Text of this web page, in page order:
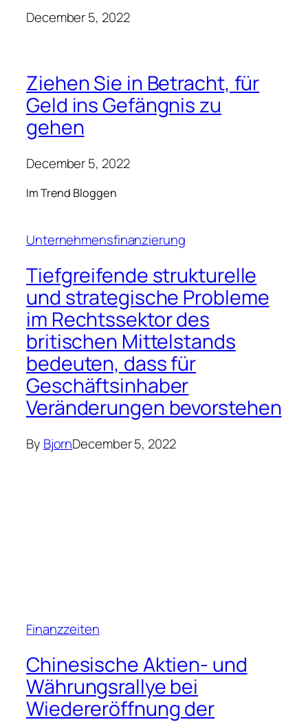
December 5, 2022
Ziehen Sie in Betracht, für
Geld ins Gefängnis zu
gehen
December 5, 2022
Im Trend Bloggen
Unternehmensfinanzierung
Tiefgreifende strukturelle
und strategische Probleme
im Rechtssektor des
britischen Mittelstands
bedeuten, dass für
Geschäftsinhaber
Veränderungen bevorstehen
By BjornDecember 5, 2022
Finanzzeiten
Chinesische Aktien- und
Währungsrallye bei
Wiedereröffnung der